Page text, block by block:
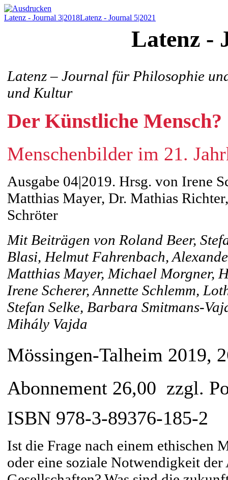
Latenz - Journal 3|2018Latenz - Journal 5|2021
Latenz -
Latenz – Journal für Philosophie
und Kultur
Der Künstliche Mensch?
Menschenbilder im 21.
Ausgabe 04|2019. Hrsg. von Irene
Matthias Mayer, Dr. Mathias
Schröter
Mit Beiträgen von Roland Beer,
Blasi, Helmut Fahrenbach,
Matthias Mayer, Michael Morgner,
Irene Scherer, Annette Schlemm,
Stefan Selke, Barbara Smitmans-
Mihály Vajda
Mössingen-Talheim 2019,
Abonnement 26,00  zzgl.
ISBN 978-3-89376-185-2
Ist die Frage nach einem ethischen
oder eine soziale Notwendigkeit